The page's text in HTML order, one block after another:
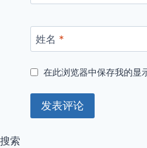
姓名 *
在此浏览器中保存我的显
搜索